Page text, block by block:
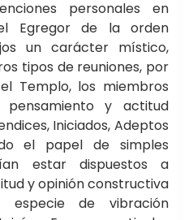
personales en
Egregor de la orden
un carácter místico,
tipos de reuniones, por
Templo, los miembros
y actitud
Iniciados, Adeptos
el papel de simples
estar dispuestos a
y opinión constructiva
especie de vibración